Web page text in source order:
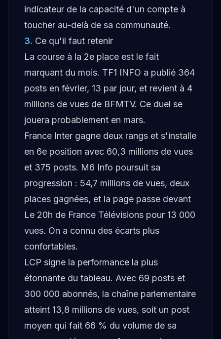
indicateur de la capacité d'un compte à
toucher au-delà de sa communauté.
3. Ce qu'il faut retenir
La course à la 2e place est le fait
marquant du mois. TF1 INFO a publié 364
posts en février, 13 par jour, et revient à 4
millions de vues de BFMTV. Ce duel se
jouera probablement en mars.
France Inter gagne deux rangs et s'installe
en 6e position avec 60,3 millions de vues
et 375 posts. M6 Info poursuit sa
progression : 54,7 millions de vues, deux
places gagnées, et la page passe devant
Le 20h de France Télévisions pour 13 000
vues. On a connu des écarts plus
confortables.
LCP signe la performance la plus
étonnante du tableau. Avec 69 posts et
300 000 abonnés, la chaîne parlementaire
atteint 13,8 millions de vues, soit un post
moyen qui fait 66 % du volume de sa